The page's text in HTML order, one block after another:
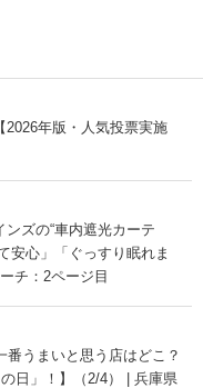
2026年版・人気投票実施
ズの“車内遮光カーテ
安心」「ぐっすり眠れま
チ：2ページ目
うまいと思う店はどこ？
日」！】（2/4） | 兵庫県